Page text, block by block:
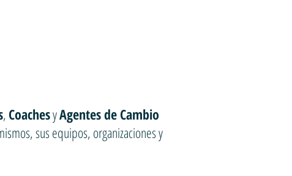
, CoachesyAgentes de Cambio
sus equipos, organizaciones y